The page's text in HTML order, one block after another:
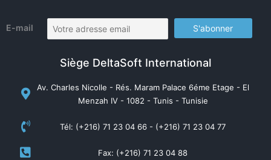
E-mail
Siège DeltaSoft International
Av. Charles Nicolle - Rés. Maram Palace 6éme Etage - El
Menzah IV - 1082 - Tunis - Tunisie
Tél: (+216) 71 23 04 66 - (+216) 71 23 04 77
Fax: (+216) 71 23 04 88